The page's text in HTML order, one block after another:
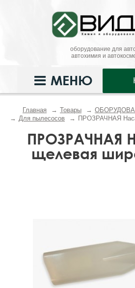
оборудование для
автохимия и
МЕНЮ
Главная Товары
Для пылесосов
ПРОЗРАЧНАЯ
ПРОЗРАЧНАЯ
щелевая